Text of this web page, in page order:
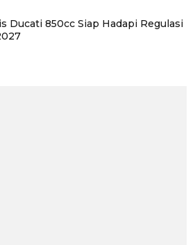
Ducati 850cc Siap Hadapi Regulasi